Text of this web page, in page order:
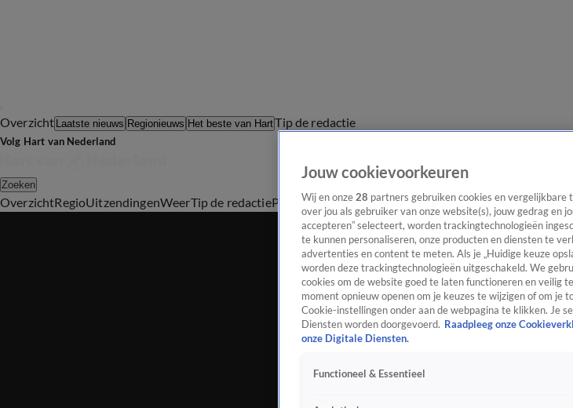
Overzicht Laatste nieuws Regionieuws Het beste van HartTip de redactie
Volg Hart van Nederland
Zoeken
OverzichtRegioUitzendingenWeerTip de redactiePanelVideo's
Jouw cookievoorkeuren
Wij en onze 28 partners gebruiken cookies en
over jou als gebruiker van onze website(s), jouw gedrag en
accepteren” selecteert, worden trackingtechnologieën
te kunnen personaliseren, onze producten en diensten te
advertenties en content te meten. Als je „Huidige keuze
worden deze trackingtechnologieën uitgeschakeld. We
cookies om de website goed te laten functioneren en veilig
moment opnieuw openen om je keuzes te wijzigen of om je
Cookie-instellingen onder aan de webpagina te klikken. Je
Diensten worden doorgevoerd. Raadpleeg onze
onze Digitale Diensten.
Functioneel & Essentieel